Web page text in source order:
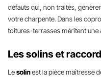
défauts qui, non traités,
votre charpente. Dans les
toitures-terrasses méritent une
Les solins et
Lesolinest la pièce maîtresse